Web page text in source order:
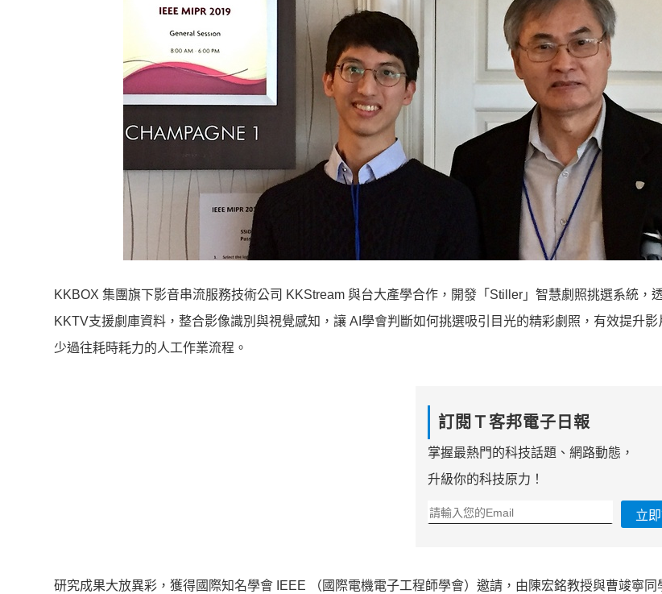
KKBOX 集團旗下影音串流服務技術公司 KKStream 與台大產學合作，開發「Stiller」智慧劇照挑選系統，
KKTV支援劇庫資料，整合影像識別與視覺感知，讓 AI學會判斷如何挑選吸引目光的精彩劇照，有效提升
少過往耗時耗力的人工作業流程。
訂閱Ｔ客邦電子日報
掌握最熱門的科技話題、網路動態，
升級你的科技原力！
立
研究成果大放異彩，獲得國際知名學會 IEEE （國際電機電子工程師學會）邀請，由陳宏銘教授與曹竣寧同